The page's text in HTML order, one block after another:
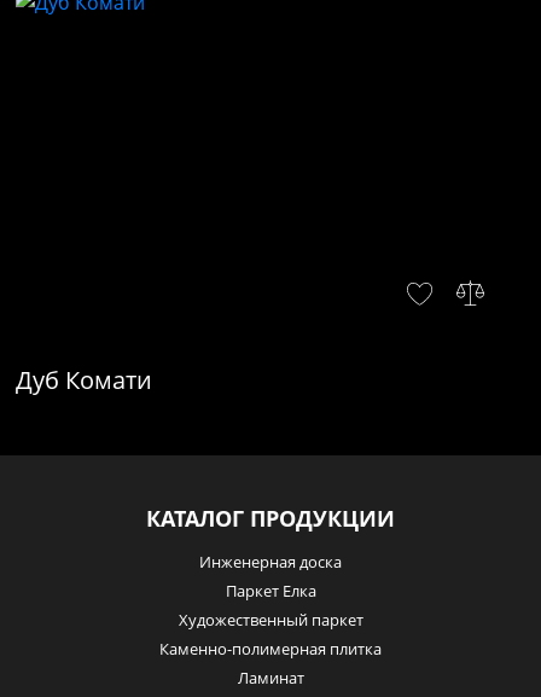
Дуб Комати
КАТАЛОГ ПРОДУКЦИИ
Инженерная доска
Паркет Елка
Художественный паркет
Каменно-полимерная плитка
Ламинат